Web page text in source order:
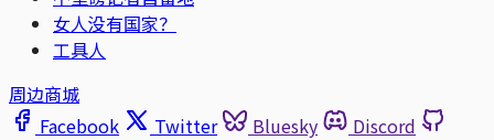
女人没有国家？
工具人
周边商城
Facebook
Twitter Bluesky
Discord